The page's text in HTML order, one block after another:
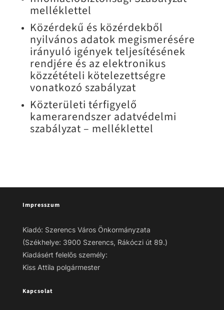
melléklettel
Közérdekű és közérdekből
nyilvános adatok megismerésére
irányuló igények teljesítésének
rendjére és az elektronikus
közzétételi kötelezettségre
vonatkozó szabályzat
Közterületi térfigyelő
kamerarendszer adatvédelmi
szabályzat – melléklettel
Impresszum
Kiadó: Szerencs Város Önkormányzata
(Székhelye: 3900 Szerencs, Rákóczi út 89.)
Kiadásért felelős személy:
Kiss Attila polgármester
Kapcsolat